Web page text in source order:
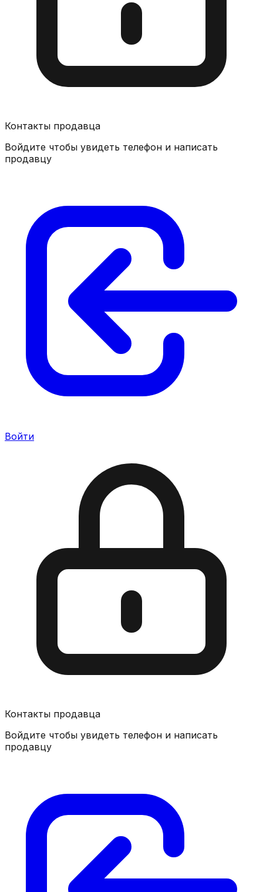
Контакты продавца
Войдите чтобы увидеть телефон и написать
продавцу
Войти
Контакты продавца
Войдите чтобы увидеть телефон и написать
продавцу